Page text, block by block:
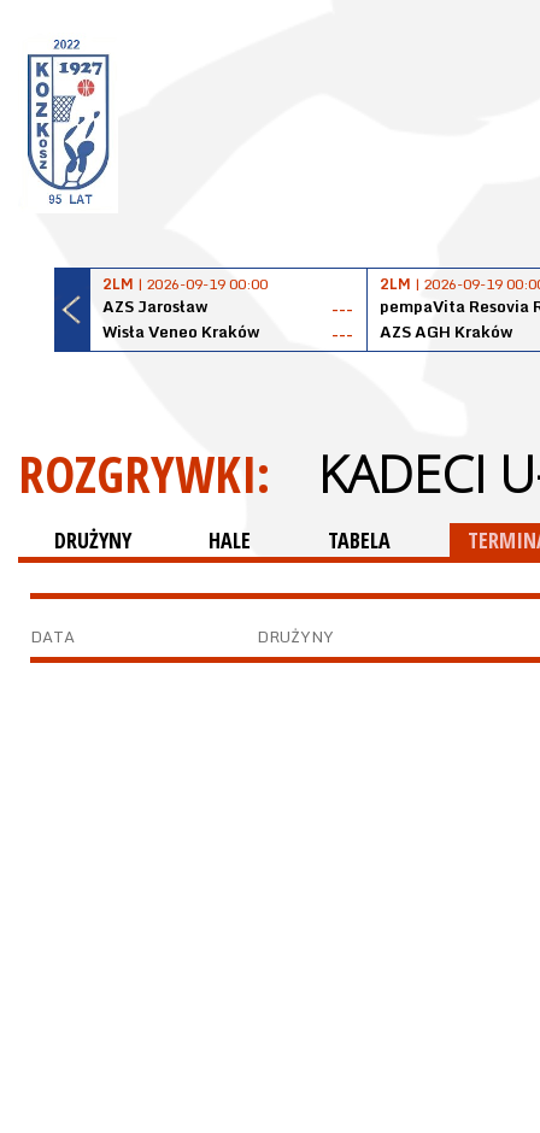
2LM | 2026-09-19 00:00
AZS Jarosław
---
Wisła Veneo Kraków
---
2LM | 2026-09-19
pempaVita Resovia
AZS AGH Kraków
ROZGRYWKI: KADECI
DRUŻYNY HALE TABELA
DATA DRUŻYNY